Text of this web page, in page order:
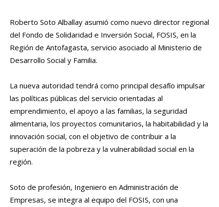
Roberto Soto Alballay asumió como nuevo director regional
del Fondo de Solidaridad e Inversión Social, FOSIS, en la
Región de Antofagasta, servicio asociado al Ministerio de
Desarrollo Social y Familia.
La nueva autoridad tendrá como principal desafío impulsar
las políticas públicas del servicio orientadas al
emprendimiento, el apoyo a las familias, la seguridad
alimentaria, los proyectos comunitarios, la habitabilidad y la
innovación social, con el objetivo de contribuir a la
superación de la pobreza y la vulnerabilidad social en la
región.
Soto de profesión, Ingeniero en Administración de
Empresas, se integra al equipo del FOSIS, con una